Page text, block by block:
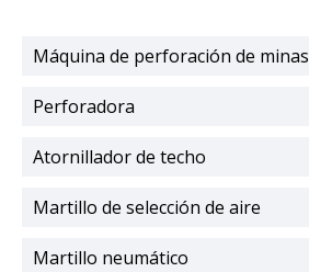
Máquina de perforación de minas
Perforadora
Atornillador de techo
Martillo de selección de aire
Martillo neumático